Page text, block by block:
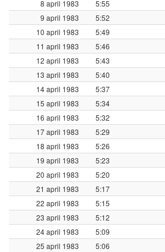
8 april 1983 5:55
9 april 1983
5:52
10 april 1983
5:49
11 april 1983
5:46
12 april 1983
5:43
13 april 1983
5:40
14 april 1983
5:37
15 april 1983
5:34
16 april 1983
5:32
17 april 1983
5:29
18 april 1983
5:26
19 april 1983
5:23
20 april 1983
5:20
21 april 1983
5:17
22 april 1983
5:15
23 april 1983
5:12
24 april 1983
5:09
25 april 1983
5:06